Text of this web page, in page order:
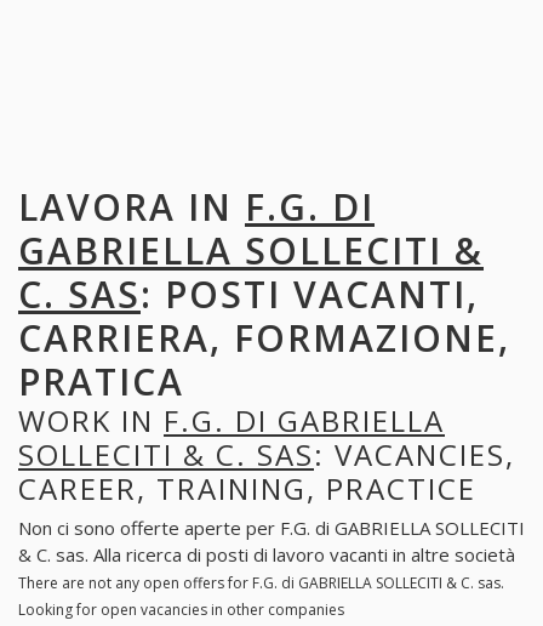
LAVORA IN F.G. DI
GABRIELLA SOLLECITI &
C. SAS: POSTI VACANTI,
CARRIERA, FORMAZIONE,
PRATICA
WORK IN F.G. DI GABRIELLA
SOLLECITI & C. SAS: VACANCIES,
CAREER, TRAINING, PRACTICE
Non ci sono offerte aperte per F.G. di GABRIELLA SOLLECITI
& C. sas. Alla ricerca di posti di lavoro vacanti in altre società
There are not any open offers for F.G. di GABRIELLA SOLLECITI & C. sas.
Looking for open vacancies in other companies